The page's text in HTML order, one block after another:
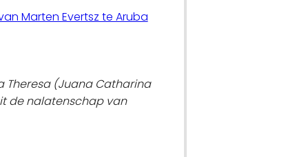
Marten Evertsz te Aruba
Theresa (Juana Catharina
de nalatenschap van